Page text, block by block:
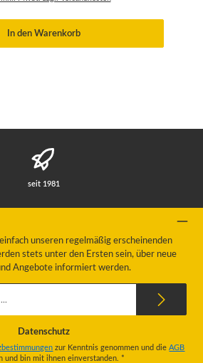
In den Warenkorb
seit 1981
unseren regelmäßig erscheinenden
stets unter den Ersten sein, über neue
Angebote informiert werden.
Datenschutz
zur Kenntnis genommen und dieAGB
und bin mit ihnen einverstanden. *